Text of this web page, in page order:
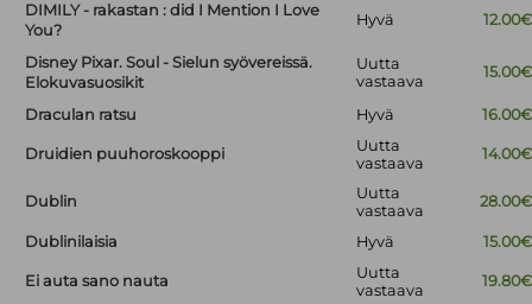
DIMILY - rakastan : did I Mention I Love
You?
Hyvä 12.00€
Disney Pixar. Soul - Sielun syövereissä.
Elokuvasuosikit
Uutta
vastaava
15.00€
Draculan ratsu Hyvä 16.00€
Druidien puuhoroskooppi
Uutta
vastaava
14.00€
Dublin
Uutta
vastaava
28.00€
Dublinilaisia Hyvä 15.00€
Ei auta sano nauta
Uutta
vastaava
19.80€